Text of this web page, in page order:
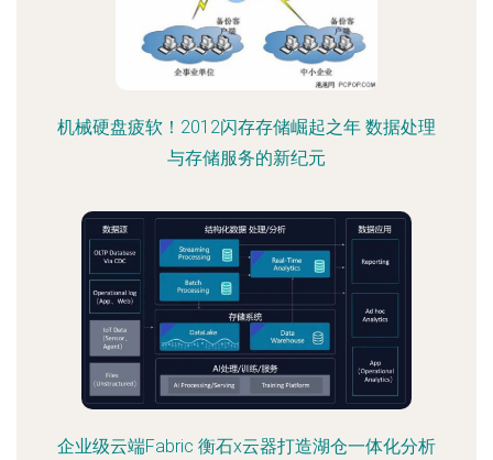
机械硬盘疲软！2012闪存存储崛起之年 数据处理
与存储服务的新纪元
企业级云端Fabric 衡石x云器打造湖仓一体化分析